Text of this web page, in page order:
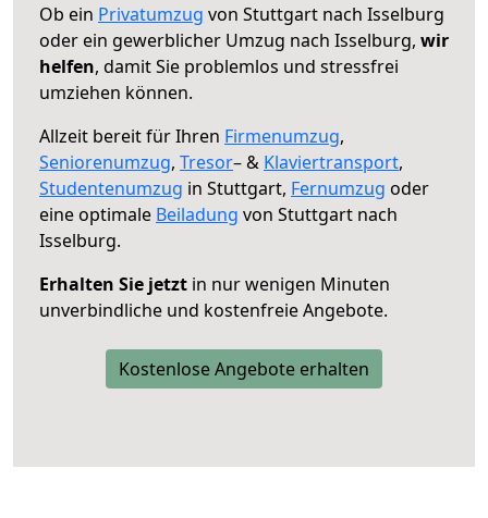
Ob ein Privatumzug von Stuttgart nach Isselburg
oder ein gewerblicher Umzug nach Isselburg, wir
helfen, damit Sie problemlos und stressfrei
umziehen können.
Allzeit bereit für Ihren Firmenumzug,
Seniorenumzug, Tresor– & Klaviertransport,
Studentenumzug in Stuttgart, Fernumzug oder
eine optimale Beiladung von Stuttgart nach
Isselburg.
Erhalten Sie jetzt in nur wenigen Minuten
unverbindliche und kostenfreie Angebote.
Kostenlose Angebote erhalten